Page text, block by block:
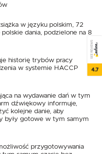
w języku polskim, 72
dania, podzielone na 8
historię trybów pracy
w systemie HACCP
na wydawanie dań w tym
dźwiękowy informuje,
kolejne danie, aby
były gotowe w tym samym
przygotowywania
SEE REVIEWS
4.7